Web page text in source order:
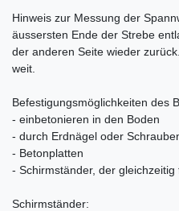
Hinweis zur Messung der
äussersten Ende der Strebe
der anderen Seite wieder
weit.
Befestigungsmöglichkeiten des
- einbetonieren in den Boden
- durch Erdnägel oder
- Betonplatten
- Schirmständer, der
Schirmständer: